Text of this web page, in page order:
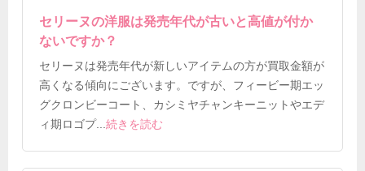
セリーヌの洋服は発売年代が古いと高値が付か
ないですか？
セリーヌは発売年代が新しいアイテムの方が買取金額が
高くなる傾向にございます。ですが、フィービー期エッ
グクロンビーコート、カシミヤチャンキーニットやエデ
ィ期ロゴプ...続きを読む